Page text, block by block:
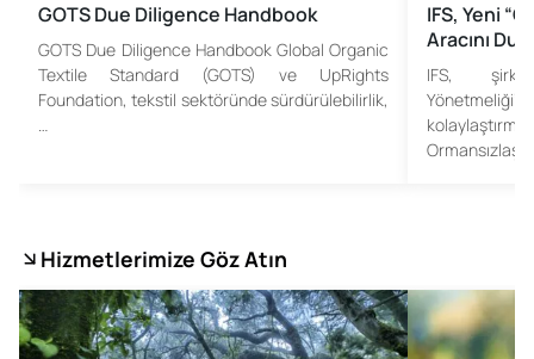
GOTS Due Diligence Handbook
GOTS Due Diligence Handbook Global Organic
Textile Standard (GOTS) ve UpRights
Foundation, tekstil sektöründe sürdürülebilirlik,
…
IFS, Yeni
Aracını
IFS,
Hizmetlerimize Göz Atın